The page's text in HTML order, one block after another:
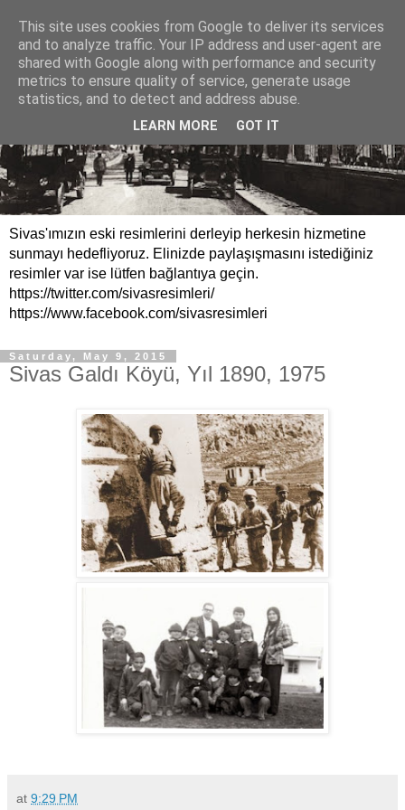
Sivas'ımızın eski resimlerini derleyip herkesin hizmetine
sunmayı hedefliyoruz. Elinizde paylaşışmasını istediğiniz
resimler var ise lütfen bağlantıya geçin.
https://twitter.com/sivasresimleri/
https://www.facebook.com/sivasresimleri
Saturday, May 9, 2015
Sivas Galdı Köyü, Yıl 1890, 1975
at 9:29 PM
This site uses cookies from Google to deliver its services
and to analyze traffic. Your IP address and user-agent are
shared with Google along with performance and security
metrics to ensure quality of service, generate usage
statistics, and to detect and address abuse.
LEARN MORE GOT IT